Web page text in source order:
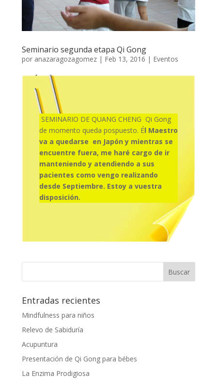
Seminario segunda etapa Qi Gong
por anazaragozagomez| Feb 13, 2016 | Eventos
SEMINARIO DE QUANG CHENG Qi Gong
de momento queda pospuesto. Él Maestro
va a quedarse en Japón y mientras se
encuentre fuera, me haré cargo de ir
manteniendo y atendiendo a sus
pacientes como vengo realizando
desde Septiembre. Estoy a vuestra
disposición.
Entradas recientes
Mindfulness para niños
Relevo de Sabiduría
Acupuntura
Presentación de Qi Gong para bébes
La Enzima Prodigiosa